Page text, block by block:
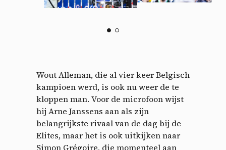
Wout Alleman, die al vier keer Belgisch
kampioen werd, is ook nu weer de te
kloppen man. Voor de microfoon wijst
hij Arne Janssens aan als zijn
belangrijkste rivaal van de dag bij de
Elites, maar het is ook uitkijken naar
Simon Grégoire, die momenteel aan